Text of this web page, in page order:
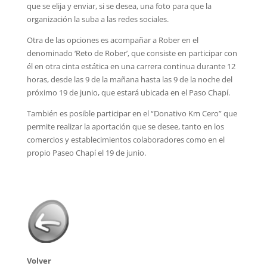
que se elija y enviar, si se desea, una foto para que la
organización la suba a las redes sociales.
Otra de las opciones es acompañar a Rober en el
denominado ‘Reto de Rober’, que consiste en participar con
él en otra cinta estática en una carrera continua durante 12
horas, desde las 9 de la mañana hasta las 9 de la noche del
próximo 19 de junio, que estará ubicada en el Paso Chapí.
También es posible participar en el “Donativo Km Cero” que
permite realizar la aportación que se desee, tanto en los
comercios y establecimientos colaboradores como en el
propio Paseo Chapí el 19 de junio.
Volver